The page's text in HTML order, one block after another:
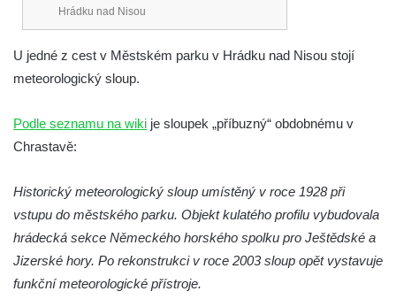
Hrádku nad Nisou
Libverda
U jedné z cest v Městském parku v Hrádku nad Nisou stojí
meteorologický sloup.
Podle seznamu na wiki je sloupek „příbuzný“ obdobnému v
Chrastavě:
Historický meteorologický sloup umístěný v roce 1928 při
vstupu do městského parku. Objekt kulatého profilu vybudovala
hrádecká sekce Německého horského spolku pro Ještědské a
Jizerské hory. Po rekonstrukci v roce 2003 sloup opět vystavuje
funkční meteorologické přístroje.